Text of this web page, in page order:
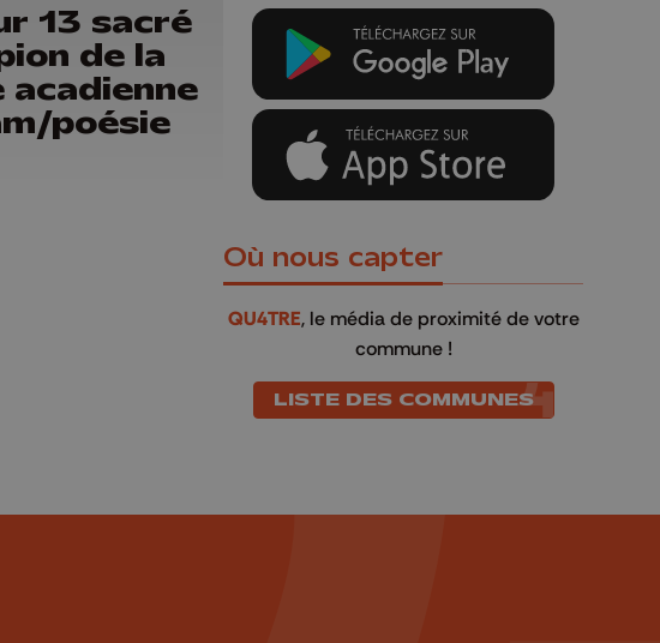
13 sacré
de la
acadienne
poésie
Où nous capter
QU4TRE, le média de proximité de votre
commune !
LISTE DES COMMUNES